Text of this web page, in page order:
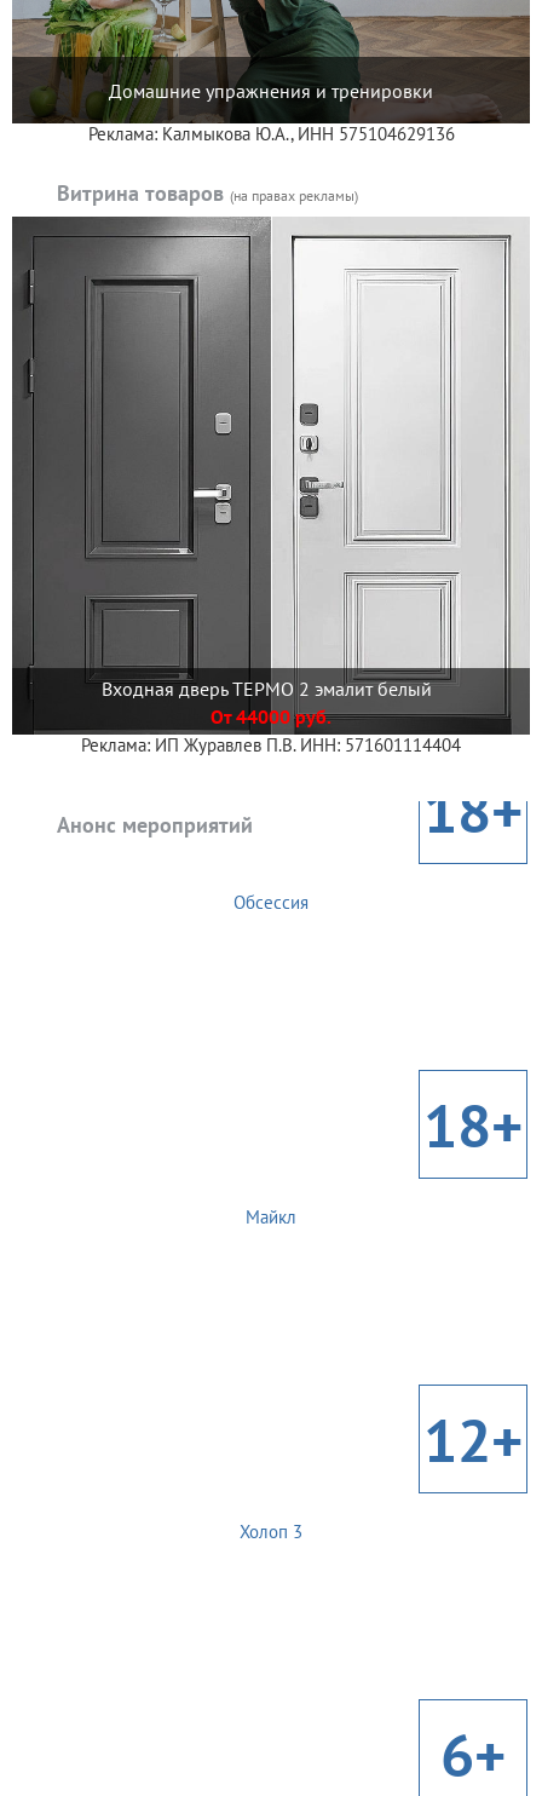
Домашние упражнения и тренировки
Реклама: Калмыкова Ю.А., ИНН 575104629136
Витрина товаров (на правах рекламы)
Входная дверь ТЕРМО 2 эмалит белый
От 44000 руб.
Реклама: ИП Журавлев П.В. ИНН: 571601114404
Анонс мероприятий 18+
Обсессия
18+
Майкл
12+
Холоп 3
6+